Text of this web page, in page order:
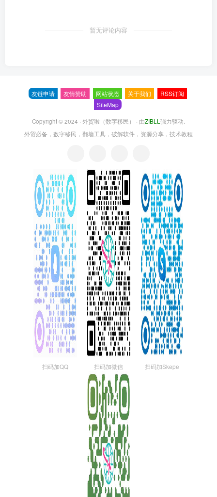
暂无评论内容
友链申请 友情赞助 网站状态 关于我们
RSS订阅
SiteMap
Copyright © 2024 · 外贸啦（数字移民） · 由ZIBLL 强力驱动.
外贸必备，数字移民，翻墙工具，破解软件，资源分享，技术教程
扫码加QQ 扫码加微信 扫码加Skepe